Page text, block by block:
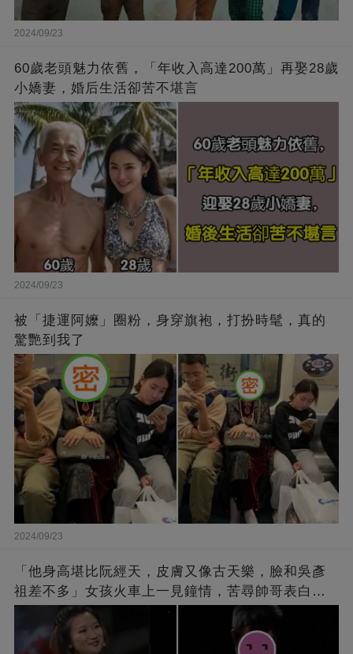
2024/09/23
60歲老頭魅力依舊，「年收入高達200萬」再娶28歲
小嬌妻，婚后生活卻苦不堪言
2024/09/23
被「捷運阿嬤」圈粉，身穿旗袍，打扮時髦，真的
驚艷到我了
2024/09/23
「他身高堪比阮經天，皮膚又像古天樂，臉和吳彥
祖差不多」女孩火車上一見鐘情，苦尋帥哥表白，
最后卻尷尬不已